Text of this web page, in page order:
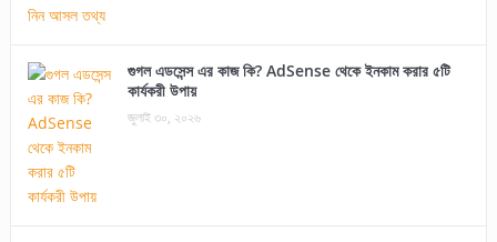
গুগল এডসেন্স এর কাজ কি? AdSense থেকে ইনকাম করার ৫টি
কার্যকরী উপায়
জুলাই ৩০, ২০২৬